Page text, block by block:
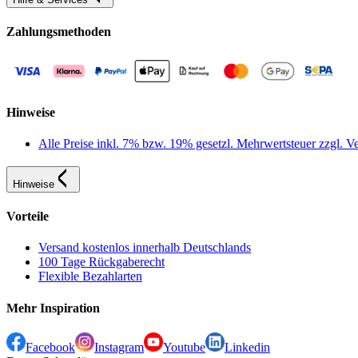
Zahlungsmethoden
Hinweise
Alle Preise inkl. 7% bzw. 19% gesetzl. Mehrwertsteuer zzgl.
Hinweise
Vorteile
Versand kostenlos innerhalb Deutschlands
100 Tage Rückgaberecht
Flexible Bezahlarten
Mehr Inspiration
Facebook Instagram Youtube
Linkedin